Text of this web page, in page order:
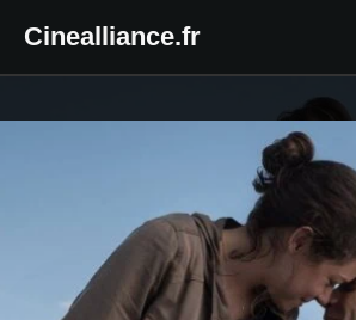
Cinealliance.fr